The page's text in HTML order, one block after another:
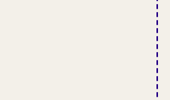
бы эскиз, решите,
будет сделать,
решите,
детали.